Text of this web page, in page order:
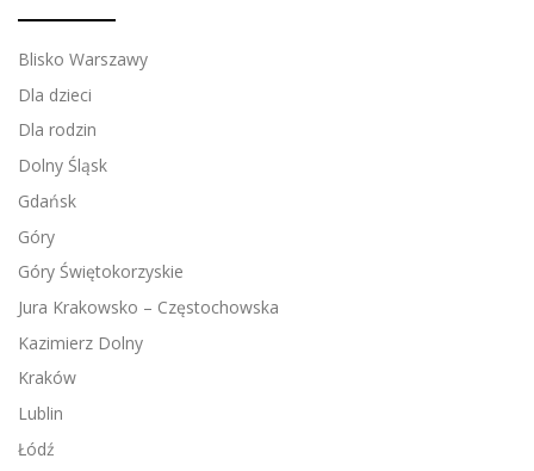
Blisko Warszawy
Dla dzieci
Dla rodzin
Dolny Śląsk
Gdańsk
Góry
Góry Świętokorzyskie
Jura Krakowsko – Częstochowska
Kazimierz Dolny
Kraków
Lublin
Łódź